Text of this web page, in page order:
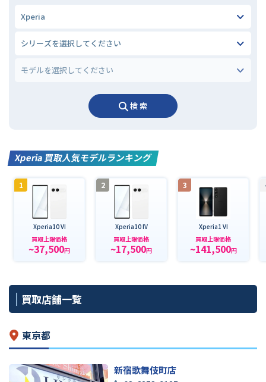
検 索
Xperia 買取人気モデルランキング
1
Xperia10 VI
買取上限価格
~37,500円
2
Xperia10 IV
買取上限価格
~17,500円
3
Xperia1 VI
買取上限価格
~141,500円
買取店舗一覧
東京都
新宿歌舞伎町店